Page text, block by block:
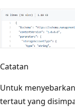
Catatan
Untuk
tertaut yang